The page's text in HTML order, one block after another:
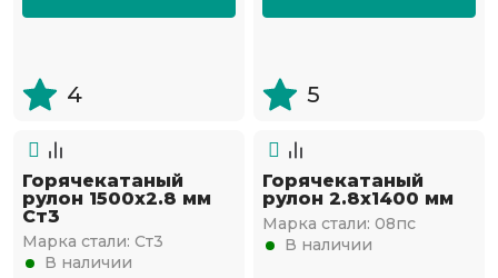
4 5
Горячекатаный
рулон 1500х2.8 мм
Ст3
Марка стали: Ст3
В наличии
Горячекатаный
рулон 2.8х1400 мм
Марка стали: 08пс
В наличии